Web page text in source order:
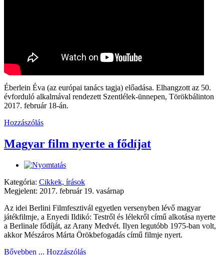
Éberlein Éva (az európai tanács tagja) előadása. Elhangzott az 50.
évforduló alkalmával rendezett Szentlélek-ünnepen, Törökbálinton
2017. február 18-án.
Hozzászólás
Magyar film nyerte a fődíjat
Kategória: Cikkek, írások
Megjelent: 2017. február 19. vasárnap
Az idei Berlini Filmfesztivál egyetlen versenyben lévő magyar
játékfilmje, a Enyedi Ildikó: Testről és lélekről című alkotása nyerte
a Berlinale fődíját, az Arany Medvét. Ilyen legutóbb 1975-ban volt,
akkor Mészáros Márta Örökbefogadás című filmje nyert.
Bővebben ... Hozzászólás